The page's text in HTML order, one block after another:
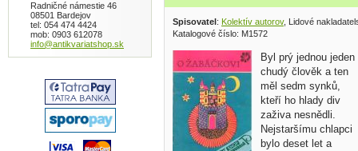
Spisovatel: Kolektív autorov, Lidové
Katalogové číslo: M1572
Byl prý jednou jeden
chudý člověk a ten
měl sedm synků,
kteří ho hlady div
zaživa nesnědli.
Nejstaršímu chlapci
bylo deset let a
Radničné námestie 46
08501 Bardejov
tel: 054 474 4424
mob: 0903 612078
info@antikvariatshop.sk